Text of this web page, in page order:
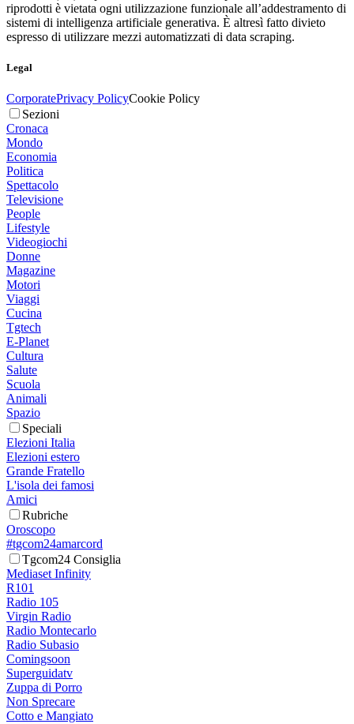
riprodotti è vietata ogni utilizzazione funzionale all’addestramento di
sistemi di intelligenza artificiale generativa. È altresì fatto divieto
espresso di utilizzare mezzi automatizzati di data scraping.
Legal
CorporatePrivacy PolicyCookie Policy
Sezioni
Cronaca
Mondo
Economia
Politica
Spettacolo
Televisione
People
Lifestyle
Videogiochi
Donne
Magazine
Motori
Viaggi
Cucina
Tgtech
E-Planet
Cultura
Salute
Scuola
Animali
Spazio
Speciali
Elezioni Italia
Elezioni estero
Grande Fratello
L'isola dei famosi
Amici
Rubriche
Oroscopo
#tgcom24amarcord
Tgcom24 Consiglia
Mediaset Infinity
R101
Radio 105
Virgin Radio
Radio Montecarlo
Radio Subasio
Comingsoon
Superguidatv
Zuppa di Porro
Non Sprecare
Cotto e Mangiato